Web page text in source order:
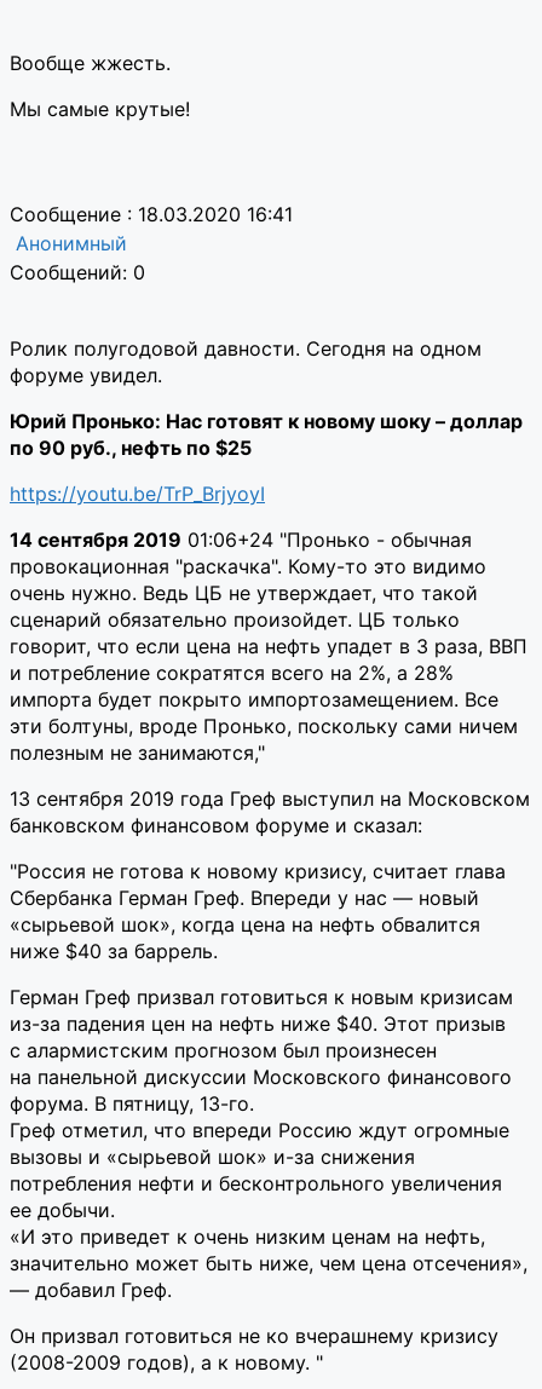
Вообще жжесть.
Мы самые крутые!
Сообщение : 18.03.2020 16:41
Анонимный
Сообщений: 0
Ролик полугодовой давности. Сегодня на одном
форуме увидел.
Юрий Пронько: Нас готовят к новому шоку – доллар
по 90 руб., нефть по $25
https://youtu.be/TrP_BrjyoyI
14 сентября 2019 01:06+24 "Пронько - обычная
провокационная "раскачка". Кому-то это видимо
очень нужно. Ведь ЦБ не утверждает, что такой
сценарий обязательно произойдет. ЦБ только
говорит, что если цена на нефть упадет в 3 раза, ВВП
и потребление сократятся всего на 2%, а 28%
импорта будет покрыто импортозамещением. Все
эти болтуны, вроде Пронько, поскольку сами ничем
полезным не занимаются,"
13 сентября 2019 года Греф выступил на Московском
банковском финансовом форуме и сказал:
"Россия не готова к новому кризису, считает глава
Сбербанка Герман Греф. Впереди у нас — новый
«сырьевой шок», когда цена на нефть обвалится
ниже $40 за баррель.
Герман Греф призвал готовиться к новым кризисам
из-за падения цен на нефть ниже $40. Этот призыв
с алармистским прогнозом был произнесен
на панельной дискуссии Московского финансового
форума. В пятницу, 13-го.
Греф отметил, что впереди Россию ждут огромные
вызовы и «сырьевой шок» и-за снижения
потребления нефти и бесконтрольного увеличения
ее добычи.
«И это приведет к очень низким ценам на нефть,
значительно может быть ниже, чем цена отсечения»,
— добавил Греф.
Он призвал готовиться не ко вчерашнему кризису
(2008-2009 годов), а к новому. "